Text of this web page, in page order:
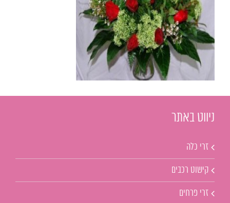
ניווט באתר
זרי כלה
קישוט רכבים
זרי פרחים